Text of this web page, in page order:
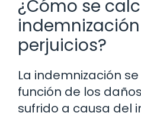
¿Cómo se
perjuicios?
La indemnización
función de los
sufrido a causa del